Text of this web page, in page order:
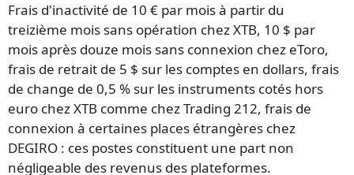
Frais d'inactivité de 10 € par mois à partir du
treizième mois sans opération chez XTB, 10 $ par
mois après douze mois sans connexion chez eToro,
frais de retrait de 5 $ sur les comptes en dollars, frais
de change de 0,5 % sur les instruments cotés hors
euro chez XTB comme chez Trading 212, frais de
connexion à certaines places étrangères chez
DEGIRO : ces postes constituent une part non
négligeable des revenus des plateformes.